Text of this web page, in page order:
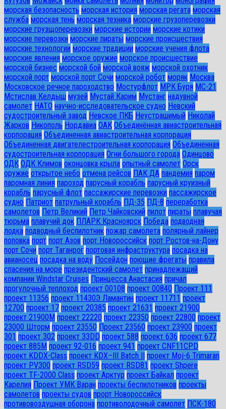
морская безопасность морская история морская регата морская
служба морская тень морская техника морские грузоперевозки
морские грузщоперевозки морские истории морские котики
морские перевозки морские пираты морские происшествия
морские технологии морские традиции морские учения флота
морские явления морское оружие морское происшествие
морской бизнес морской бой морской вояж морской охотник
морской порт морской порт Сочи морской робот моряк Москва
Московское речное пароходство Мостурфлот МРК Буря МС-21
Мстислав Келдыш музей Мустай Карим Мустанг надувной
самолет НАТО научно-исследовательское судно Невский
судостроительный завод Невское ПКБ Неустрашимый Николай
Жарков Никополь Нордавиа ОАК Объединённая авиастроительная
корпорация Объединенная авиастроительная корпорация
Объединенная двигателестроительная корпорация Объединенная
судостроительная корпорация Огни большого города Одинцово
ОДК ОДК Климов оконцовка крыла опытный самолет Орск
оружие открытое небо отмена рейсов ПАК ДА пандемия паром
паромная линия пароход парусный корабль парусный круизный
корабль парусный флот пассажирские перевозки пассажирское
судно Патриот патрульный корабль ПД-35 ПД-8 переработка
самолетов Петр Великий Петр Чайковский пилот пираты плавучая
тюрьма плавучий док ПЛАРК Красноярск Победа подводная
лодка подводный беспилотник пожар самолета полярный лайнер
поповка порт порт Азов порт Новороссийск порт Ростов-на-Дону
порт Сочи порт Таганрог портовая инфраструктура посадка на
авианосец посадка на воду Посейдон поющие фрегаты правила
спасения на море президентский самолет принадлежащий
компании Windstar Cruises Принцесса Анастасия причал
прогулочный теплоход проект 00108 проект 00840 Проект 111
проект 11356 проект 11430Э Ламантин проект 11711 проект
12700 проект 17 проект 20385 проект 21631 проект 21900
проект 21900М проект 22220 проект 22350 проект 22800 проект
23000 Шторм проект 23550 Проект 23560 проект 23900 проект
301 проект 302 проект 33DD проект 588 проект 636 проект 677
проект 885М проект 92-016 проект 941 проект CNF11CPD
проект KDDX-Class проект KDX–III Batch II
проект Moj-6 Trimaran
проект PV300 проект RSD59 проект RSD81 проект Shpere
проект TF-2000 Class проект Арктур проект Байкал проект
Карелия Проект УМК Варан проекты беспилотников проекты
самолетов проекты судов прорт Новороссийск
противовоздушная оборона противолодочный самолет ПСК-180